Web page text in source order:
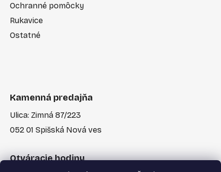
Ochranné pomôcky
Rukavice
Ostatné
Kamenná predajňa
Ulica: Zimná 87/223
052 01 Spišská Nová ves
Otváracie hodiny